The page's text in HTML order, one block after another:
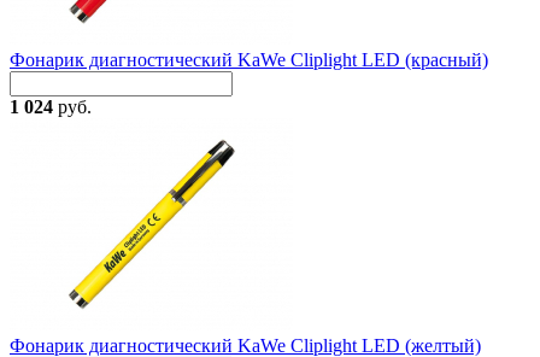
Фонарик диагностический KaWe Cliplight LED (красный)
1 024 руб.
Фонарик диагностический KaWe Cliplight LED (желтый)